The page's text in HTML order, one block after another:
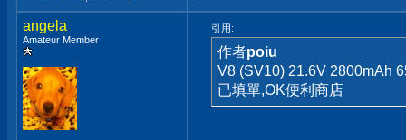
angela
Amateur Member
引用:
作者poiu
V8 (SV10) 21.6V 2800mAh
已填單,OK便利商店